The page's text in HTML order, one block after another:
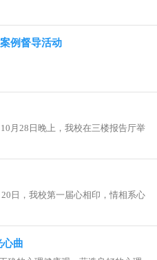
例督导活动
月28日晚上，我校在三楼报告厅举
日，我校第一届心相印，情相系心
心曲